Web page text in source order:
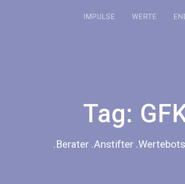
IMPULSE WERTE
Tag:
.Berater .Anstifter